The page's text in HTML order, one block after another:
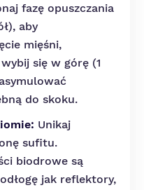
fazę opuszczania
aby
mięśni,
się w górę (1
do skoku.
Unikaj
sufitu.
biodrowe są
jak reflektory,